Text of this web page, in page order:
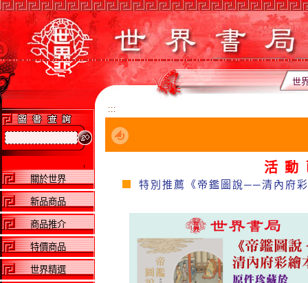
世
關於世界
新品商品
商品推介
特價商品
世界精選
:::
活
特別推薦《帝鑑圖說──清內府